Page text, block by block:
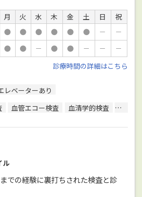
月 火 水 木 金 土 日
祝
● ● ● ● ● ● －
－
● ● － ● ● － －
－
診療時間の詳細はこちら
レベーターあり
血管エコー検査 血清学的検査 上部内
ル
での経験に裏打ちされた検査と診